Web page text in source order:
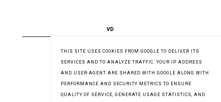
VD
THIS SITE USES COOKIES FROM GOOGLE TO DELIVER ITS
SERVICES AND TO ANALYZE TRAFFIC. YOUR IP ADDRESS
AND USER-AGENT ARE SHARED WITH GOOGLE ALONG WITH
PERFORMANCE AND SECURITY METRICS TO ENSURE
QUALITY OF SERVICE, GENERATE USAGE STATISTICS, AND